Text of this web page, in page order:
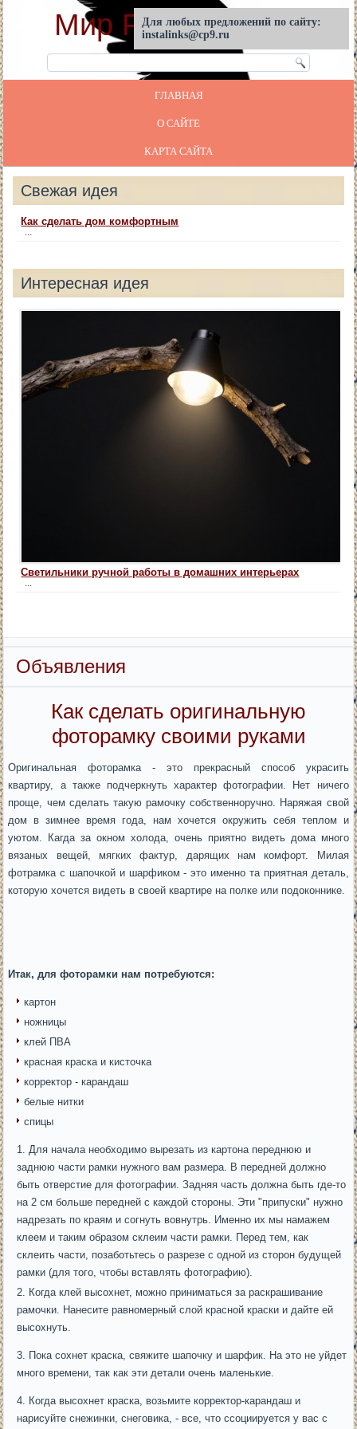
Мир Реставрации
ГЛАВНАЯ
О САЙТЕ
КАРТА САЙТА
Свежая идея
Как сделать дом комфортным
...
Интересная идея
Светильники ручной работы в домашних интерьерах
Объявления
Как сделать оригинальную
фоторамку своими руками
Оригинальная фоторамка - это прекрасный способ украсить
квартиру, а также подчеркнуть характер фотографии. Нет ничего
проще, чем сделать такую рамочку собственноручно. Наряжая свой
дом в зимнее время года, нам хочется окружить себя теплом и
уютом. Кагда за окном холода, очень приятно видеть дома много
вязаных вещей, мягких фактур, дарящих нам комфорт. Милая
фотрамка с шапочкой и шарфиком - это именно та приятная деталь,
которую хочется видеть в своей квартире на полке или подоконнике.
Итак, для фоторамки нам потребуются:
картон
ножницы
клей ПВА
красная краска и кисточка
корректор - карандаш
белые нитки
спицы
Для начала необходимо вырезать из картона переднюю и
заднюю части рамки нужного вам размера. В передней должно
быть отверстие для фотографии. Задняя часть должна быть где-то
на 2 см больше передней с каждой стороны. Эти "припуски" нужно
надрезать по краям и согнуть вовнутрь. Именно их мы намажем
клеем и таким образом склеим части рамки. Перед тем, как
склеить части, позаботьтесь о разрезе с одной из сторон будущей
рамки (для того, чтобы вставлять фотографию).
Когда клей высохнет, можно приниматься за раскрашивание
рамочки. Нанесите равномерный слой красной краски и дайте ей
высохнуть.
Пока сохнет краска, свяжите шапочку и шарфик. На это не уйдет
много времени, так как эти детали очень маленькие.
Когда высохнет краска, возьмите корректор-карандаш и
нарисуйте снежинки, снеговика, - все, что ссоциируется у вас с
Для любых предложений по сайту:
instalinks@cp9.ru